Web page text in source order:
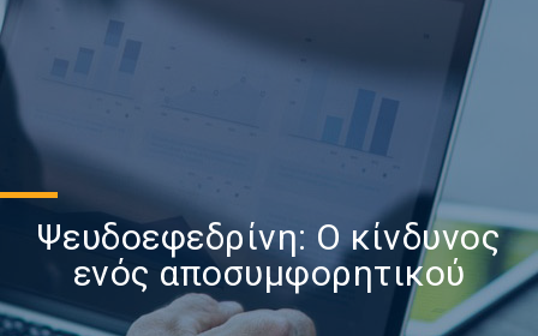
Ψευδοεφεδρίνη: Ο κίνδυνος
ενός αποσυμφορητικού